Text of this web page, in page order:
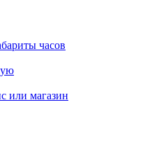
часов
или магазин